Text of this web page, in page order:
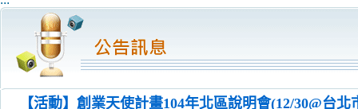
【活動】創業天使計畫104年北區說明會(12/30@台北